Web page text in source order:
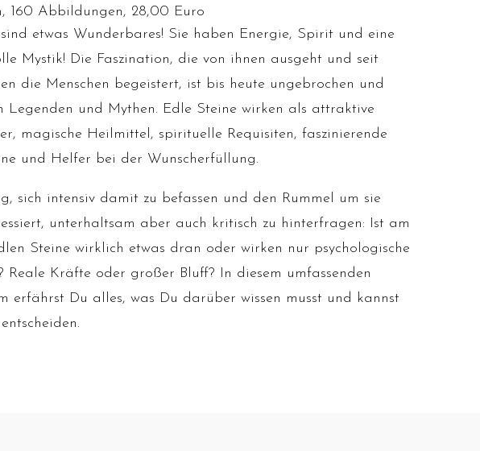
160 Abbildungen, 28,00 Euro
etwas Wunderbares! Sie haben Energie, Spirit und eine
Mystik! Die Faszination, die von ihnen ausgeht und seit
die Menschen begeistert, ist bis heute ungebrochen und
Legenden und Mythen. Edle Steine wirken als attraktive
magische Heilmittel, spirituelle Requisiten, faszinierende
und Helfer bei der Wunscherfüllung.
sich intensiv damit zu befassen und den Rummel um sie
unterhaltsam aber auch kritisch zu hinterfragen: Ist am
Steine wirklich etwas dran oder wirken nur psychologische
Reale Kräfte oder großer Bluff? In diesem umfassenden
erfährst Du alles, was Du darüber wissen musst und kannst